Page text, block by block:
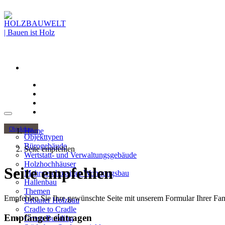
Objektbau
Objekttypen
Bürogebäude
Wertstatt- und Verwaltungsgebäude
Holzhochhäuser
Mehrgeschossiger Wohnungsbau
Hallenbau
Themen
Urbaner Holzbau
Cradle to Cradle
Green Building
Home
Seite empfehlen
Seite empfehlen
Empfehlen Sie Ihre gewünschte Seite mit unserem Formular Ihrer
Empfänger eintragen